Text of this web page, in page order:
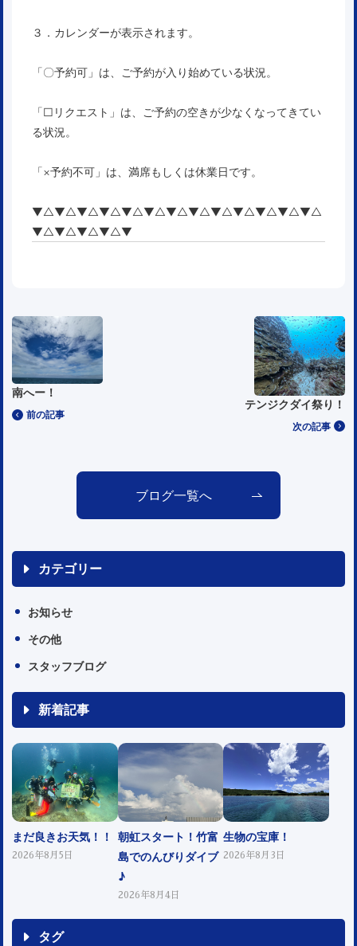
３．カレンダーが表示されます。
「〇予約可」は、ご予約が入り始めている状況。
「□リクエスト」は、ご予約の空きが少なくなってきてい
る状況。
「×予約不可」は、満席もしくは休業日です。
▼△▼△▼△▼△▼△▼△▼△▼△▼△▼△▼△▼△▼△
▼△▼△▼△▼△▼
前の記事
南へー！
次の記事
テンジクダイ祭り！
ブログ一覧へ
カテゴリー
お知らせ
その他
スタッフブログ
新着記事
まだ良きお天気！！
2026年8月5日
朝虹スタート！竹富
島でのんびりダイブ
♪
2026年8月4日
生物の宝庫！
2026年8月3日
タグ